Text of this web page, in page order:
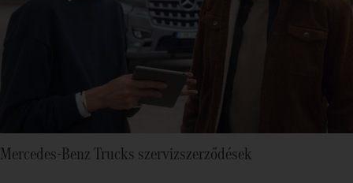
Mercedes‑Benz Trucks szervizszerződések